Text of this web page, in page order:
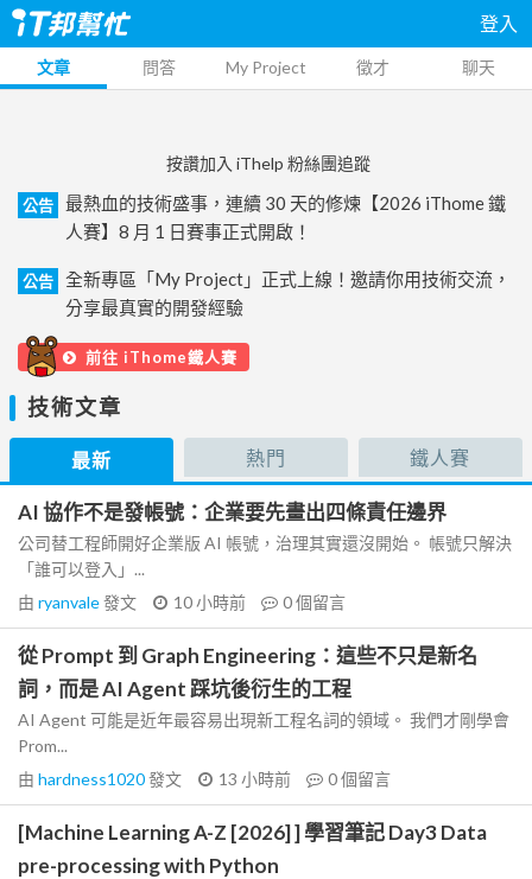
登入
文章 問答 My Project 徵才 聊天
按讚加入 iThelp 粉絲團追蹤
公告
最熱血的技術盛事，連續 30 天的修煉【2026 iThome 鐵
人賽】8 月 1 日賽事正式開啟！
公告
全新專區「My Project」正式上線！邀請你用技術交流，
分享最真實的開發經驗
前往 iThome鐵人賽
技術文章
最新 熱門 鐵人賽
AI 協作不是發帳號：企業要先畫出四條責任邊界
公司替工程師開好企業版 AI 帳號，治理其實還沒開始。 帳號只解決
「誰可以登入」...
由 ryanvale發文 10 小時前 0個留言
從 Prompt 到 Graph Engineering：這些不只是新名
詞，而是 AI Agent 踩坑後衍生的工程
AI Agent 可能是近年最容易出現新工程名詞的領域。 我們才剛學會
Prom...
由 hardness1020發文 13 小時前 0個留言
[Machine Learning A-Z [2026] ] 學習筆記 Day3 Data
pre-processing with Python